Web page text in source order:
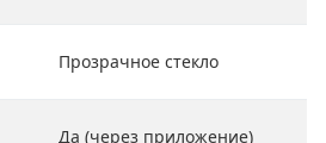
Прозрачное стекло
Да (через приложение)